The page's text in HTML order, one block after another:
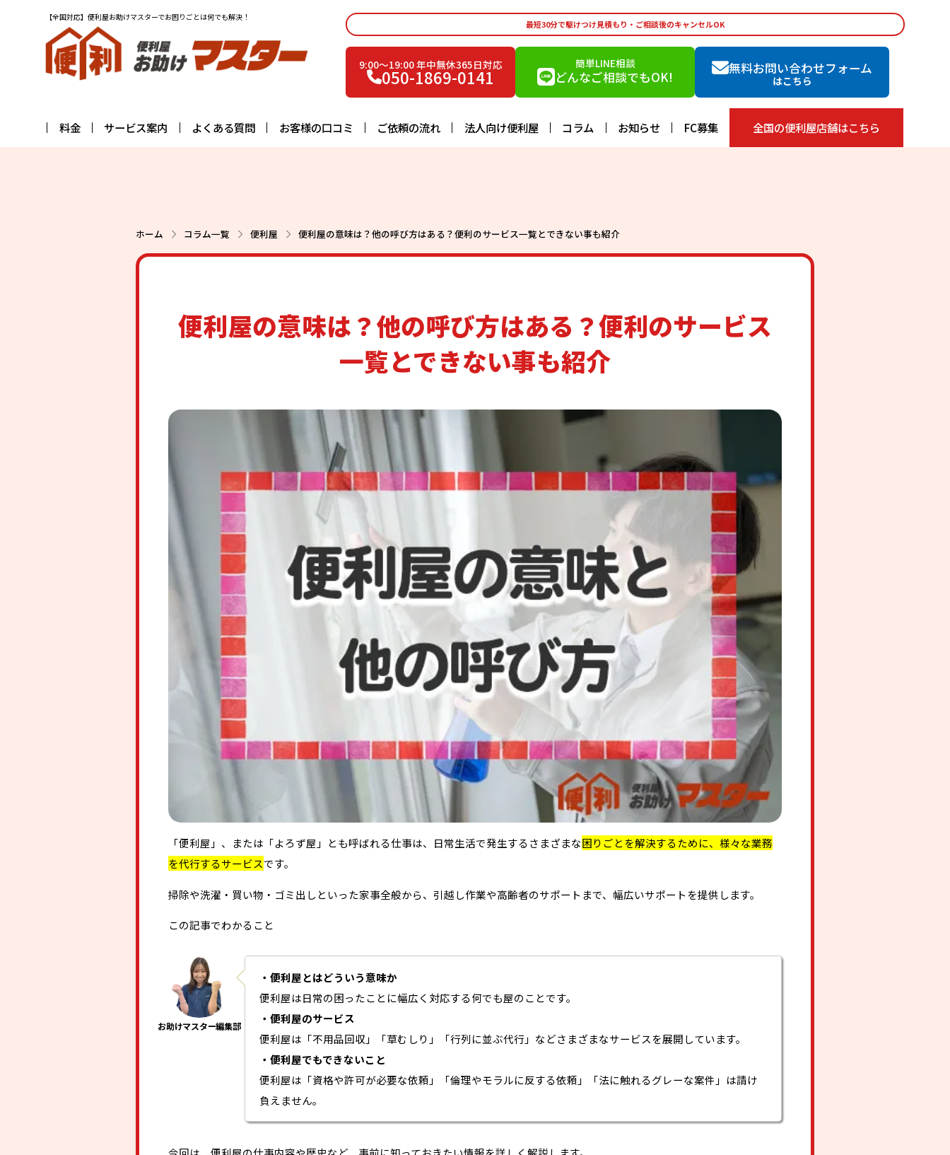
【全国対応】便利屋お助けマスターでお困りごとは何でも解決！
最短30分で駆けつけ見積もり・ご相談後のキャンセルOK
9:00〜19:00 年中無休365日対応
050-1869-0141
簡単LINE相談
どんなご相談でもOK!
無料お問い合わせフォーム
はこちら
料金 サービス案内 よくある質問 お客様の口コミ ご依頼の流れ 法人向け便利屋 コラム お知らせ FC募集 全国の便利屋店舗はこちら
ホーム コラム一覧 便利屋 便利屋の意味は？他の呼び方はある？便利のサービス一覧とできない事も紹介
便利屋の意味は？他の呼び方はある？便利のサービス
一覧とできない事も紹介
「便利屋」、または「よろず屋」とも呼ばれる仕事は、日常生活で発生するさまざまな困りごとを解決するために、様々な業務
を代行するサービスです。
掃除や洗濯・買い物・ゴミ出しといった家事全般から、引越し作業や高齢者のサポートまで、幅広いサポートを提供します。
この記事でわかること
・便利屋とはどういう意味か
便利屋は日常の困ったことに幅広く対応する何でも屋のことです。
・便利屋のサービス
便利屋は「不用品回収」「草むしり」「行列に並ぶ代行」などさまざまなサービスを展開しています。
・便利屋でもできないこと
便利屋は「資格や許可が必要な依頼」「倫理やモラルに反する依頼」「法に触れるグレーな案件」は請け
負えません。